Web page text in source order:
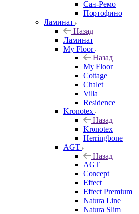
Сан-Ремо
Портофино
Ламинат
Назад
Ламинат
My Floor
Назад
My Floor
Cottage
Chalet
Villa
Residence
Kronotex
Назад
Kronotex
Herringbone
AGT
Назад
AGT
Concept
Effect
Effect Premium
Natura Line
Natura Slim